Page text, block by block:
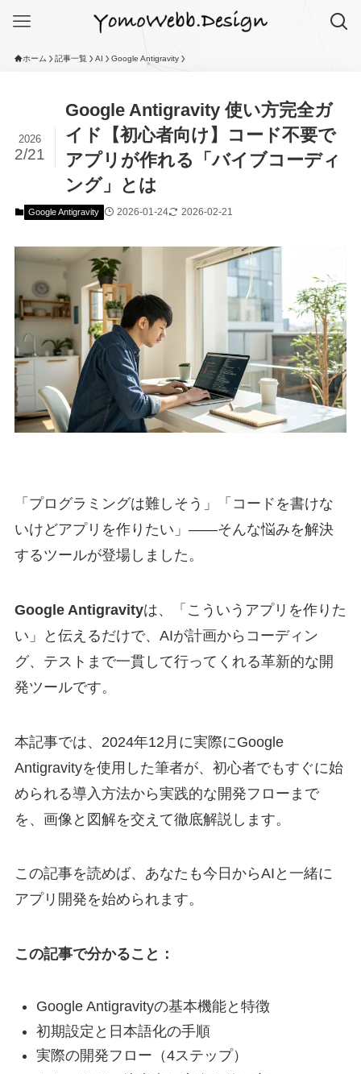
ホーム 記事一覧 AI Google Antigravity
Google Antigravity 使い方完全ガ
イド【初心者向け】コード不要で
アプリが作れる「バイブコーディ
ング」とは
2026
2/21
Google Antigravity 2026-01-24 2026-02-21
「プログラミングは難しそう」「コードを書けな
いけどアプリを作りたい」——そんな悩みを解決
するツールが登場しました。
Google Antigravityは、「こういうアプリを作りた
い」と伝えるだけで、AIが計画からコーディン
グ、テストまで一貫して行ってくれる革新的な開
発ツールです。
本記事では、2024年12月に実際にGoogle
Antigravityを使用した筆者が、初心者でもすぐに始
められる導入方法から実践的な開発フローまで
を、画像と図解を交えて徹底解説します。
この記事を読めば、あなたも今日からAIと一緒に
アプリ開発を始められます。
この記事で分かること：
Google Antigravityの基本機能と特徴
初期設定と日本語化の手順
実際の開発フロー（4ステップ）